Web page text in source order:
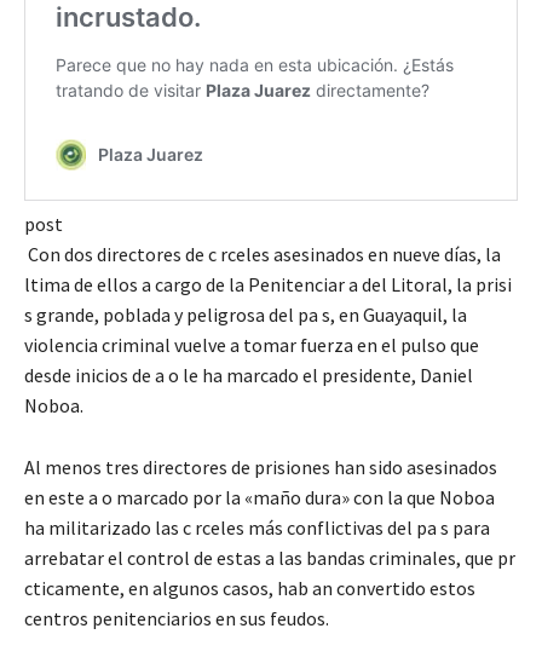
post
Con dos directores de c rceles asesinados en nueve días, la
ltima de ellos a cargo de la Penitenciar a del Litoral, la prisi
s grande, poblada y peligrosa del pa s, en Guayaquil, la
violencia criminal vuelve a tomar fuerza en el pulso que
desde inicios de a o le ha marcado el presidente, Daniel
Noboa.
Al menos tres directores de prisiones han sido asesinados
en este a o marcado por la «maño dura» con la que Noboa
ha militarizado las c rceles más conflictivas del pa s para
arrebatar el control de estas a las bandas criminales, que pr
cticamente, en algunos casos, hab an convertido estos
centros penitenciarios en sus feudos.